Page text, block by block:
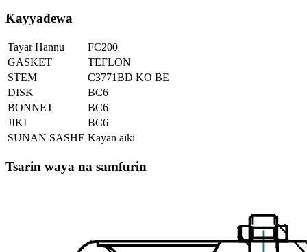
Ƙayyadewa
Tayar Hannu
FC200
GASKET
TEFLON
STEM
C3771BD KO BE
DISK
BC6
BONNET
BC6
JIKI
BC6
SUNAN SASHE Kayan aiki
Tsarin waya na samfurin